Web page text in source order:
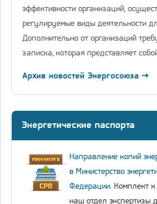
эффективности организаций,
регулируемые виды деятельности
Дополнительно от организаций
записка, которая представляет
Архив новостей Энергосоюза →
Энергетические паспорта
Направление копий
в Министерство
Федерации. Комплект к
наш отдел экспертизы